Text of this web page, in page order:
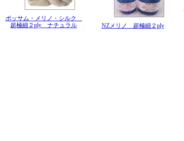
ポッサム・メリノ・シルク
超極細２ply ナチュラル
NZメリノ 超極細２ply